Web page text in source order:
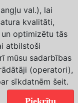
the Norwegian
All
val.), lai
kvalitāti,
optimizētu tās
atbilstoši
mūsu sadarbības
(operatori),
sīkdatnēm šeit.
Piekrītu